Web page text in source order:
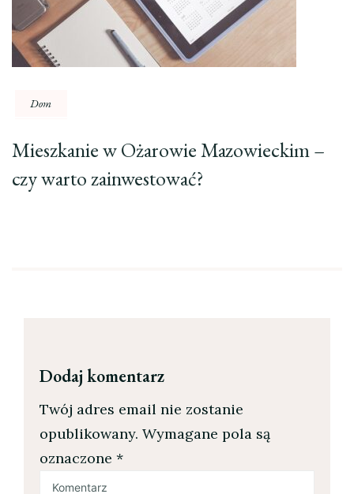
Dom
Mieszkanie w Ożarowie Mazowieckim –
czy warto zainwestować?
Dodaj komentarz
Twój adres email nie zostanie
opublikowany. Wymagane pola są
oznaczone *